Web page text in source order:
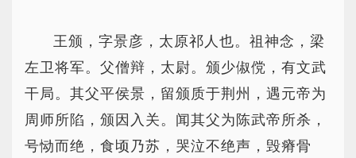
王颁，字景彦，太原祁人也。祖神念，梁
左卫将军。父僧辩，太尉。颁少俶傥，有文武
干局。其父平侯景，留颁质于荆州，遇元帝为
周师所陷，颁因入关。闻其父为陈武帝所杀，
号恸而绝，食顷乃苏，哭泣不绝声，毁瘠骨